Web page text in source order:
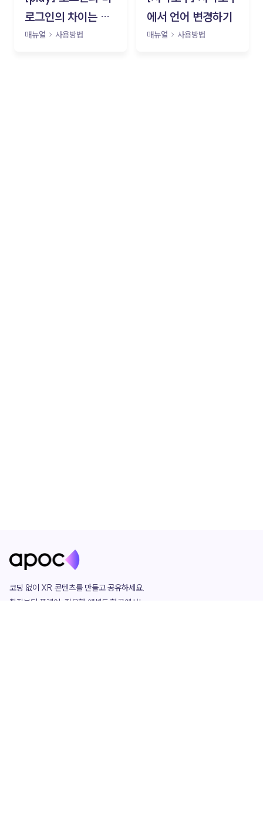
로그인의 차이는 무
엇인가요?
매뉴얼 사용방법
에서 언어 변경하기
매뉴얼 사용방법
코딩 없이 XR 콘텐츠를 만들고 공유하세요.
창작부터 플레이, 필요한 애셋도 한곳에서!